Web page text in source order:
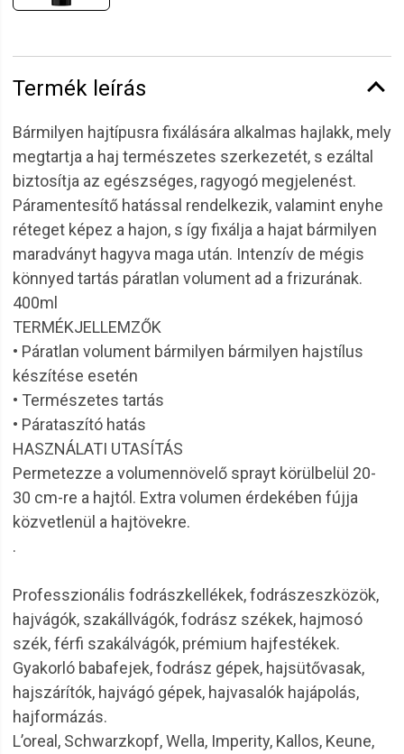
Termék leírás
Bármilyen hajtípusra fixálására alkalmas hajlakk, mely
megtartja a haj természetes szerkezetét, s ezáltal
biztosítja az egészséges, ragyogó megjelenést.
Páramentesítő hatással rendelkezik, valamint enyhe
réteget képez a hajon, s így fixálja a hajat bármilyen
maradványt hagyva maga után. Intenzív de mégis
könnyed tartás páratlan volument ad a frizurának.
400ml
TERMÉKJELLEMZŐK
• Páratlan volument bármilyen bármilyen hajstílus
készítése esetén
• Természetes tartás
• Párataszító hatás
HASZNÁLATI UTASÍTÁS
Permetezze a volumennövelő sprayt körülbelül 20-
30 cm-re a hajtól. Extra volumen érdekében fújja
közvetlenül a hajtövekre.
.
Professzionális fodrászkellékek, fodrászeszközök,
hajvágók, szakállvágók, fodrász székek, hajmosó
szék, férfi szakálvágók, prémium hajfestékek.
Gyakorló babafejek, fodrász gépek, hajsütővasak,
hajszárítók, hajvágó gépek, hajvasalók hajápolás,
hajformázás.
L’oreal, Schwarzkopf, Wella, Imperity, Kallos, Keune,